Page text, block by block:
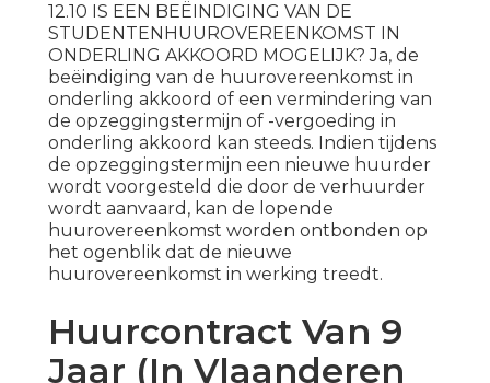
12.10 IS EEN BEËINDIGING VAN DE
STUDENTENHUUROVEREENKOMST IN
ONDERLING AKKOORD MOGELIJK? Ja, de
beëindiging van de huurovereenkomst in
onderling akkoord of een vermindering van
de opzeggingstermijn of -vergoeding in
onderling akkoord kan steeds. Indien tijdens
de opzeggingstermijn een nieuwe huurder
wordt voorgesteld die door de verhuurder
wordt aanvaard, kan de lopende
huurovereenkomst worden ontbonden op
het ogenblik dat de nieuwe
huurovereenkomst in werking treedt.
Huurcontract Van 9
Jaar (In Vlaanderen